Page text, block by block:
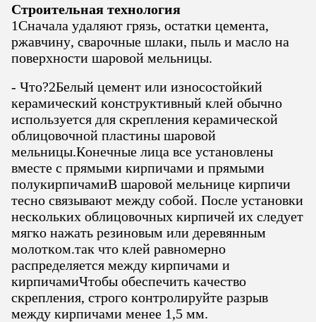
Строительная технология
1Сначала удаляют грязь, остатки цемента,
ржавчину, сварочные шлаки, пыль и масло на
поверхности шаровой мельницы.
- Что?2Белый цемент или износостойкий
керамический конструктивный клей обычно
используется для скрепления керамической
облицовочной пластины шаровой
мельницы.Конечные лица все установлены
вместе с прямыми кирпичами и прямыми
полукирпичамиВ шаровой мельнице кирпичи
тесно связывают между собой. После установки
нескольких облицовочных кирпичей их следует
мягко нажать резиновым или деревянным
молотком.так что клей равномерно
распределяется между кирпичами и
кирпичамиЧтобы обеспечить качество
скрепления, строго контролируйте разрыв
между кирпичами менее 1,5 мм.